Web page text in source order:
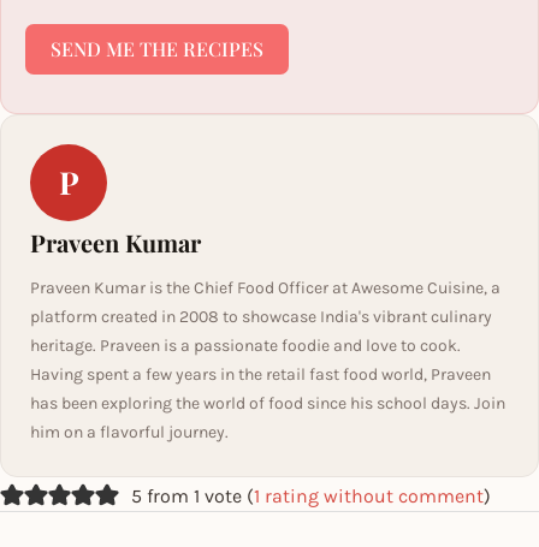
SEND ME THE RECIPES
P
Praveen Kumar
Praveen Kumar is the Chief Food Officer at Awesome Cuisine, a
platform created in 2008 to showcase India's vibrant culinary
heritage. Praveen is a passionate foodie and love to cook.
Having spent a few years in the retail fast food world, Praveen
has been exploring the world of food since his school days. Join
him on a flavorful journey.
5 from 1 vote (1 rating without comment)